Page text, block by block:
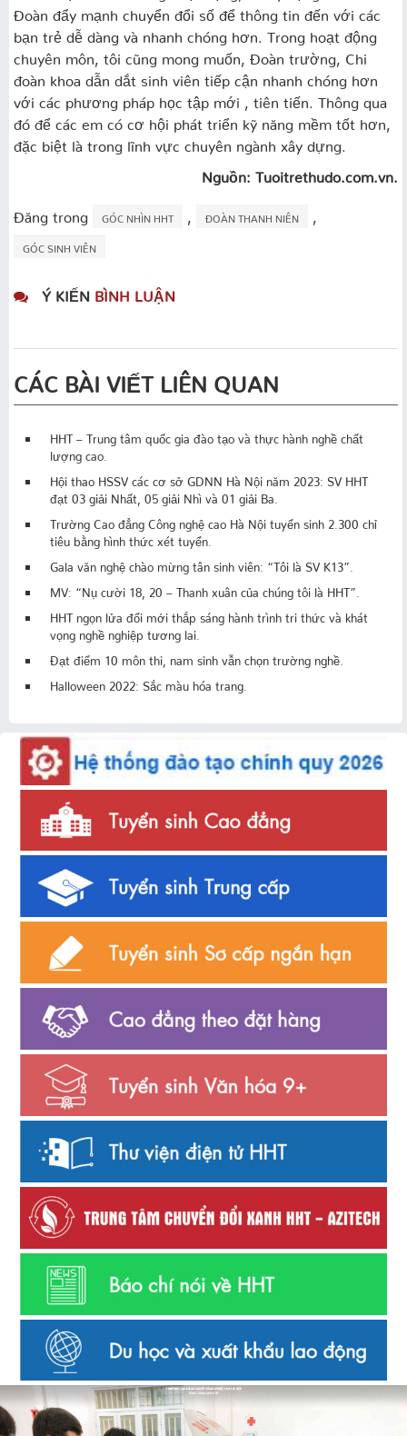
Đoàn đẩy mạnh chuyển đổi số để thông tin đến với các
bạn trẻ dễ dàng và nhanh chóng hơn. Trong hoạt động
chuyên môn, tôi cũng mong muốn, Đoàn trường, Chi
đoàn khoa dẫn dắt sinh viên tiếp cận nhanh chóng hơn
với các phương pháp học tập mới , tiên tiến. Thông qua
đó để các em có cơ hội phát triển kỹ năng mềm tốt hơn,
đặc biệt là trong lĩnh vực chuyên ngành xây dựng.
Nguồn: Tuoitrethudo.com.vn.
Đăng trong GÓC NHÌN HHT ĐOÀN THANH NIÊN
GÓC SINH VIÊN
Ý KIẾN BÌNH LUẬN
CÁC BÀI VIẾT LIÊN QUAN
HHT – Trung tâm quốc gia đào tạo và thực hành nghề chất
lượng cao.
Hội thao HSSV các cơ sở GDNN Hà Nội năm 2023: SV HHT
đạt 03 giải Nhất, 05 giải Nhì và 01 giải Ba.
Trường Cao đẳng Công nghệ cao Hà Nội tuyển sinh 2.300 chỉ
tiêu bằng hình thức xét tuyển.
Gala văn nghệ chào mừng tân sinh viên: “Tôi là SV K13”.
MV: “Nụ cười 18, 20 – Thanh xuân của chúng tôi là HHT”.
HHT ngọn lửa đổi mới thắp sáng hành trình tri thức và khát
vọng nghề nghiệp tương lai.
Đạt điểm 10 môn thi, nam sinh vẫn chọn trường nghề.
Halloween 2022: Sắc màu hóa trang.